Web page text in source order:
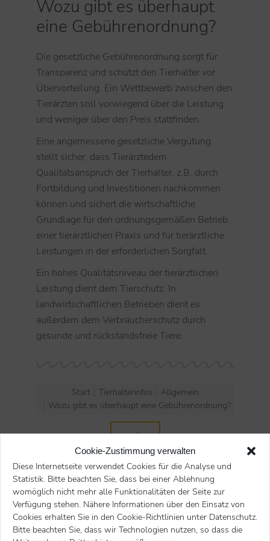
Cookie-Zustimmung verwalten
Diese Internetseite verwendet Cookies für die Analyse und
Statistik. Bitte beachten Sie, dass bei einer Ablehnung
womöglich nicht mehr alle Funktionalitäten der Seite zur
Verfügung stehen. Nähere Informationen über den Einsatz von
Cookies erhalten Sie in den Cookie-Richtlinien unter Datenschutz.
Bitte beachten Sie, dass wir Technologien nutzen, so dass die
Wozu gibt es überhaupt
eine Gebührenordnung?
Die gesetzliche Gebührenordnung sorgt für
Transparenz und schützt den Tierhalter vor
Übervorteilung. Ein Wettbewerb zwischen den
Tierärzten soll vorwiegend über die Leistung
und weniger über den Preis stattfinden.
Eine angemessene gesetzliche Vergütung
stellt sicher, dass Tierärztedem
Qualitätsanspruch der Tierhalter, z.B. durch
Fortbildung und Investitionen nachkommen
können und sichert die wirtschaftliche
Grundlage für den ordnungsgemäßen Betrieb
einer tierärztlichen Praxis und für tierärztliche
Leistungen in der erforderlichen Sorgfalt.
Ein hohes Qualitätsniveau der tierärztlichen
Leistung dient dem Tierschutz. In
landwirtschaftlichen Betrieben dient es
außerdem dem Verbraucherschutz durch
gesunde und rückstandsfreie Tiere.
Sie befinden sich hier:
Start Tierhalterinfos
Allgemein
Wozu gibt es überhaupt eine Gebührenordnung?
zurück
Tierhalterinfos
Neueste Beiträge: